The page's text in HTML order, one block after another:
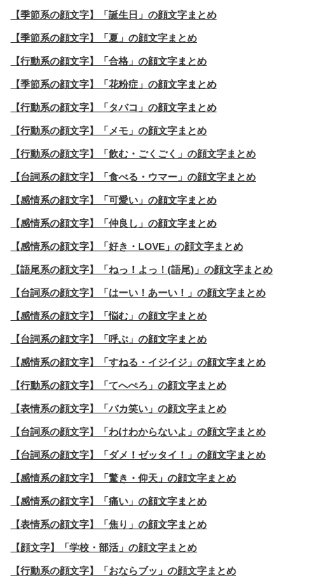
【季節系の顔文字】「誕生日」の顔文字まとめ
【季節系の顔文字】「夏」の顔文字まとめ
【行動系の顔文字】「合格」の顔文字まとめ
【季節系の顔文字】「花粉症」の顔文字まとめ
【行動系の顔文字】「タバコ」の顔文字まとめ
【行動系の顔文字】「メモ」の顔文字まとめ
【行動系の顔文字】「飲む・ごくごく」の顔文字まとめ
【台詞系の顔文字】「食べる・ウマー」の顔文字まとめ
【感情系の顔文字】「可愛い」の顔文字まとめ
【感情系の顔文字】「仲良し」の顔文字まとめ
【感情系の顔文字】「好き・LOVE」の顔文字まとめ
【語尾系の顔文字】「ねっ！よっ！(語尾)」の顔文字まとめ
【台詞系の顔文字】「はーい！あーい！」の顔文字まとめ
【感情系の顔文字】「悩む」の顔文字まとめ
【台詞系の顔文字】「呼ぶ」の顔文字まとめ
【感情系の顔文字】「すねる・イジイジ」の顔文字まとめ
【行動系の顔文字】「てへぺろ」の顔文字まとめ
【表情系の顔文字】「バカ笑い」の顔文字まとめ
【台詞系の顔文字】「わけわからないよ」の顔文字まとめ
【台詞系の顔文字】「ダメ！ゼッタイ！」の顔文字まとめ
【感情系の顔文字】「驚き・仰天」の顔文字まとめ
【感情系の顔文字】「痛い」の顔文字まとめ
【表情系の顔文字】「焦り」の顔文字まとめ
【顔文字】「学校・部活」の顔文字まとめ
【行動系の顔文字】「おならブッ」の顔文字まとめ